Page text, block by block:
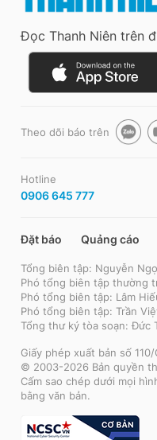
Đọc Thanh Niên trên
Theo dõi báo trên
Hotline
0906 645 777
Đặt báo Quảng cáo
Tổng biên tập: Nguyễn
Phó tổng biên tập thường
Phó tổng biên tập: Lâm
Phó tổng biên tập: Trần
Tổng thư ký tòa soạn: Đức
Giấy phép xuất bản số
© 2003-2026 Bản quyền
Cấm sao chép dưới mọi
bằng văn bản.